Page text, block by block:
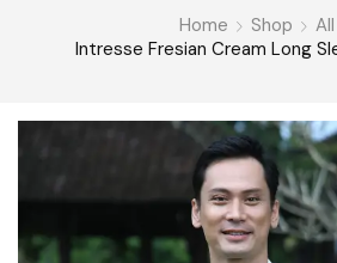
Home Shop
All
Intresse Fresian Cream Long